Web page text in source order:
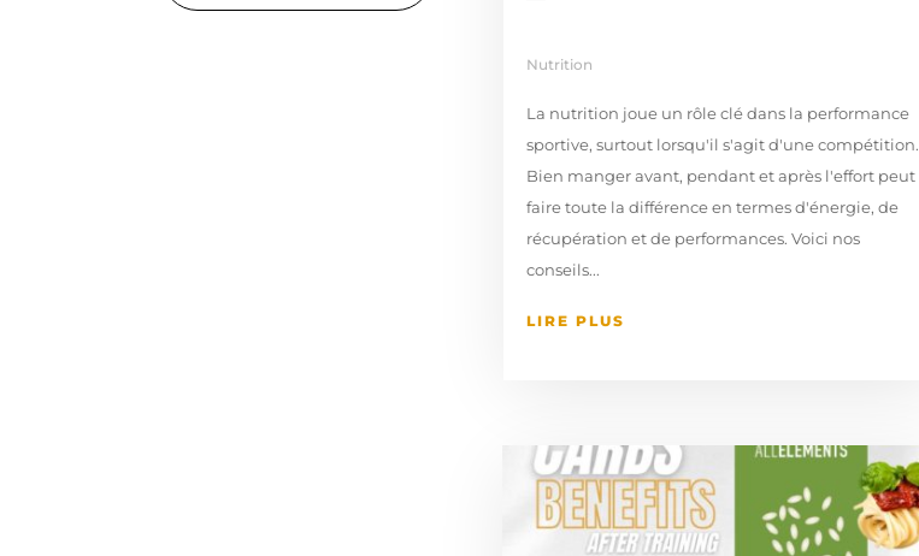
Nutrition
La nutrition joue un rôle clé dans la performance
sportive, surtout lorsqu'il s'agit d'une compétition.
Bien manger avant, pendant et après l'effort peut
faire toute la différence en termes d'énergie, de
récupération et de performances. Voici nos
conseils...
LIRE PLUS